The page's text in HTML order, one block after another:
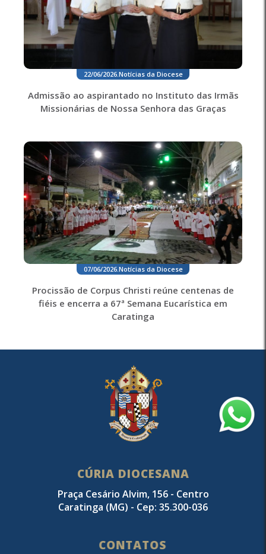
22/06/2026. Notícias da Diocese
Admissão ao aspirantado no Instituto das Irmãs
Missionárias de Nossa Senhora das Graças
07/06/2026.Notícias da Diocese
Procissão de Corpus Christi reúne centenas de
fiéis e encerra a 67ª Semana Eucarística em
Caratinga
CÚRIA DIOCESANA
Praça Cesário Alvim, 156 - Centro
Caratinga (MG) - Cep: 35.300-036
CONTATOS